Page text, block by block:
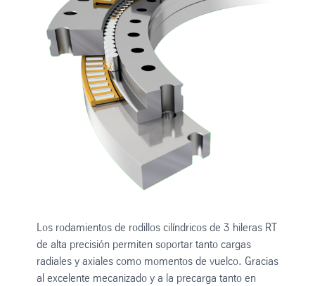
Los rodamientos de rodillos cilíndricos de 3 hileras RT
de alta precisión permiten soportar tanto cargas
radiales y axiales como momentos de vuelco. Gracias
al excelente mecanizado y a la precarga tanto en